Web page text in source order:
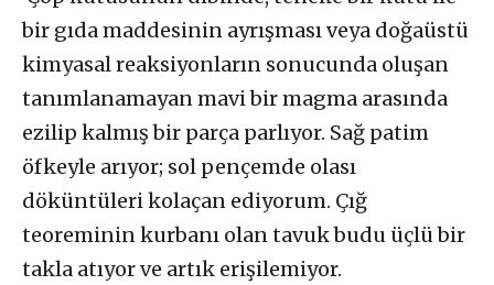
bir gıda maddesinin ayrışması veya doğaüstü
kimyasal reaksiyonların sonucunda oluşan
tanımlanamayan mavi bir magma arasında
ezilip kalmış bir parça parlıyor. Sağ patim
öfkeyle arıyor; sol pençemde olası
döküntüleri kolaçan ediyorum. Çığ
teoreminin kurbanı olan tavuk budu üçlü bir
takla atıyor ve artık erişilemiyor.